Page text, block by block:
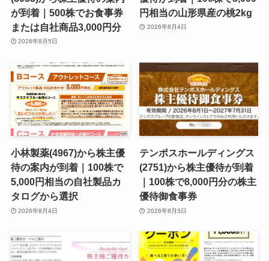
が到着｜500株でお食事券
または自社商品3,000円分
2026年8月5日
円相当の山形県産の桃2kg
2026年8月4日
小林製薬(4967)から株主優
待の案内が到着｜100株で
5,000円相当の自社製品カ
タログから選択
2026年8月4日
テンポスホールディングス
(2751)から株主優待が到着
｜100株で8,000円分の株主
優待御食事券
2026年8月3日